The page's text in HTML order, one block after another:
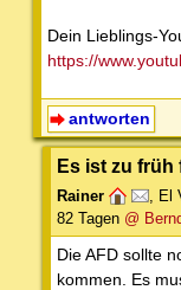
Dein Lieblings-
https://
antworten
Es ist zu früh
Rainer El
82 Tagen @
Die AFD sollte
kommen. Es